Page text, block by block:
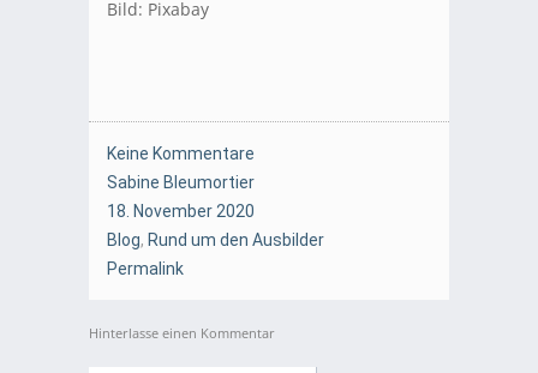
Bild: Pixabay
Keine Kommentare
Sabine Bleumortier
18. November 2020
Blog, Rund um den Ausbilder
Permalink
Hinterlasse einen Kommentar